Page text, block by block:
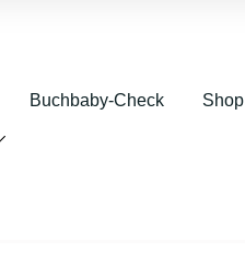
Buchbaby-Check Shop